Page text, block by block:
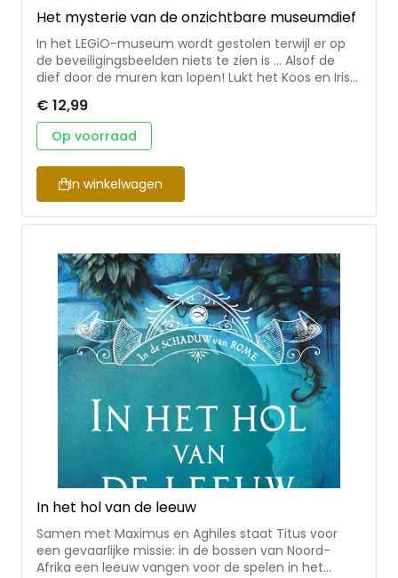
Het mysterie van de onzichtbare museumdief
In het LEGiO-museum wordt gestolen terwijl er op
de beveiligingsbeelden niets te zien is ... Alsof de
dief door de muren kan lopen! Lukt het Koos en Iris
Een spannend avontuur vol LEGO®, vriendschap en
speurderswerk van Detectivebureau Iris en Ko •
humor & spanning • deel 24 in de serie
‘Detectivebureau Iris en Ko’ • voor ongeveer 9-12
jaar
€ 12,99
Op voorraad
In winkelwagen
In het hol van de leeuw
Samen met Maximus en Aghiles staat Titus voor
een gevaarlijke missie: in de bossen van Noord-
Afrika een leeuw vangen voor de spelen in het